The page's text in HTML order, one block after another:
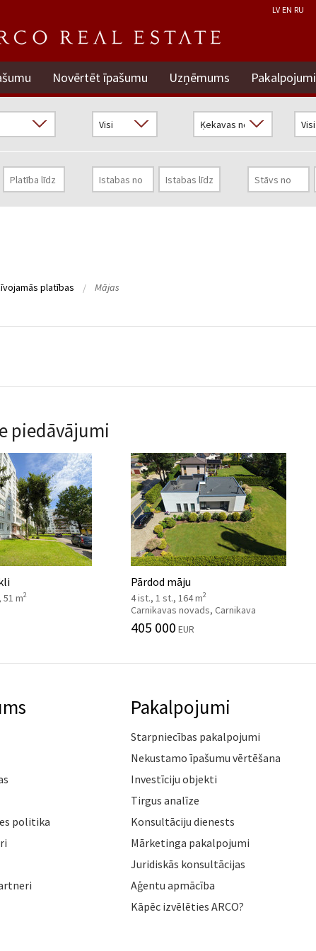
LV EN RU
Novērtēt īpašumu Uzņēmums Pakalpojumi
platības Mājas
piedāvājumi
51 m2
Pārdod māju
4 ist., 1 st., 164 m2
Carnikavas novads, Carnikava
405 000 EUR
politika
Pakalpojumi
Starpniecības pakalpojumi
Nekustamo īpašumu vērtēšana
Investīciju objekti
Tirgus analīze
Konsultāciju dienests
Mārketinga pakalpojumi
Juridiskās konsultācijas
Aģentu apmācība
Kāpēc izvēlēties ARCO?